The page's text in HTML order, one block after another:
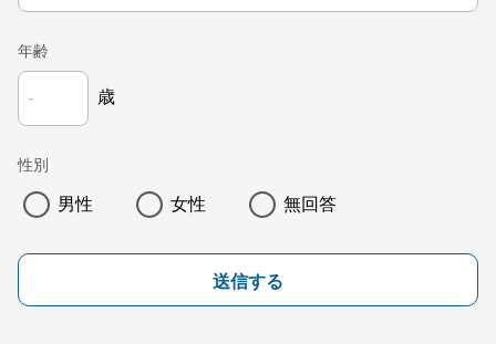
年齢
歳
性別
男性 女性 無回答
送信する